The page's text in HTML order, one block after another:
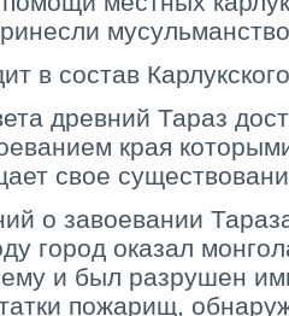
в состав
древний Тараз
края
свое
о завоевании
город оказал
и был разрушен
пожарищ,